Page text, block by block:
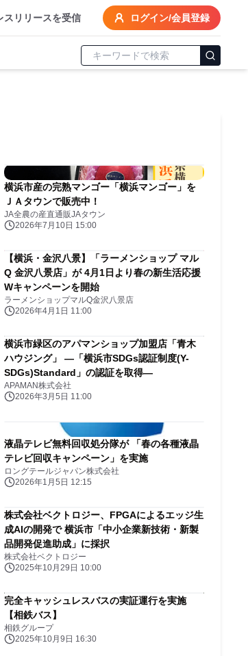
スリリースを受信 ログイン/会員登録
横浜市産の完熟マンゴー「横浜マンゴー」を
ＪＡタウンで販売中！
JA全農の産直通販JAタウン
2026年7月10日 15:00
【横浜・金沢八景】「ラーメンショップ マル
Q 金沢八景店」が 4月1日より春の新生活応援
Wキャンペーンを開始
ラーメンショップマルQ金沢八景店
2026年4月1日 11:00
横浜市緑区のアパマンショップ加盟店「青木
ハウジング」 ―「横浜市SDGs認証制度(Y-
SDGs)Standard」の認証を取得―
APAMAN株式会社
2026年3月5日 11:00
液晶テレビ無料回収処分隊が 「春の各種液晶
テレビ回収キャンペーン」を実施
ロングテールジャパン株式会社
2026年1月5日 12:15
株式会社ベクトロジー、FPGAによるエッジ生
成AIの開発で 横浜市「中小企業新技術・新製
品開発促進助成」に採択
株式会社ベクトロジー
2025年10月29日 10:00
完全キャッシュレスバスの実証運行を実施
【相鉄バス】
相鉄グループ
2025年10月9日 16:30